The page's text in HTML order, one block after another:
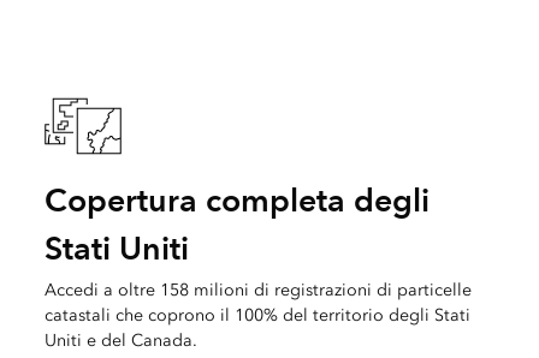
Copertura completa degli
Stati Uniti
Accedi a oltre 158 milioni di registrazioni di particelle
catastali che coprono il 100% del territorio degli Stati
Uniti e del Canada.